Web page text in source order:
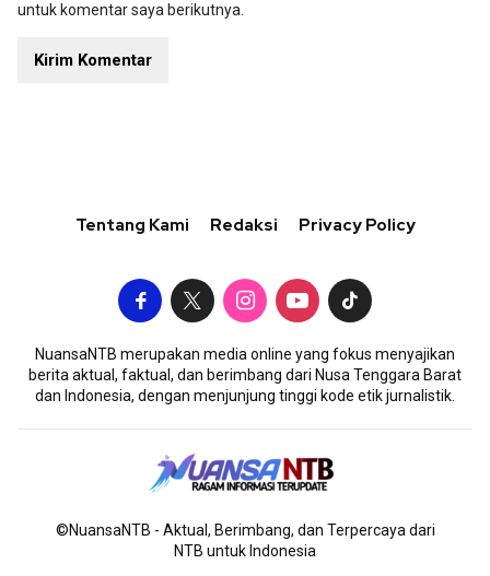
untuk komentar saya berikutnya.
Tentang Kami Redaksi Privacy Policy
NuansaNTB merupakan media online yang fokus menyajikan
berita aktual, faktual, dan berimbang dari Nusa Tenggara Barat
dan Indonesia, dengan menjunjung tinggi kode etik jurnalistik.
©NuansaNTB - Aktual, Berimbang, dan Terpercaya dari
NTB untuk Indonesia